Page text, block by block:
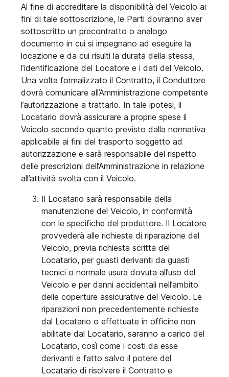
Al fine di accreditare la disponibilità del Veicolo ai
fini di tale sottoscrizione, le Parti dovranno aver
sottoscritto un precontratto o analogo
documento in cui si impegnano ad eseguire la
locazione e da cui risulti la durata della stessa,
l’identificazione del Locatore e i dati del Veicolo.
Una volta formalizzato il Contratto, il Conduttore
dovrà comunicare all’Amministrazione competente
l’autorizzazione a trattarlo. In tale ipotesi, il
Locatario dovrà assicurare a proprie spese il
Veicolo secondo quanto previsto dalla normativa
applicabile ai fini del trasporto soggetto ad
autorizzazione e sarà responsabile del rispetto
delle prescrizioni dell’Amministrazione in relazione
all’attività svolta con il Veicolo.
Il Locatario sarà responsabile della
manutenzione del Veicolo, in conformità
con le specifiche del produttore. Il Locatore
provvederà alle richieste di riparazione del
Veicolo, previa richiesta scritta del
Locatario, per guasti derivanti da guasti
tecnici o normale usura dovuta all’uso del
Veicolo e per danni accidentali nell’ambito
delle coperture assicurative del Veicolo. Le
riparazioni non precedentemente richieste
dal Locatario o effettuate in officine non
abilitate dal Locatario, saranno a carico del
Locatario, così come i costi da esse
derivanti e fatto salvo il potere del
Locatario di risolvere il Contratto e